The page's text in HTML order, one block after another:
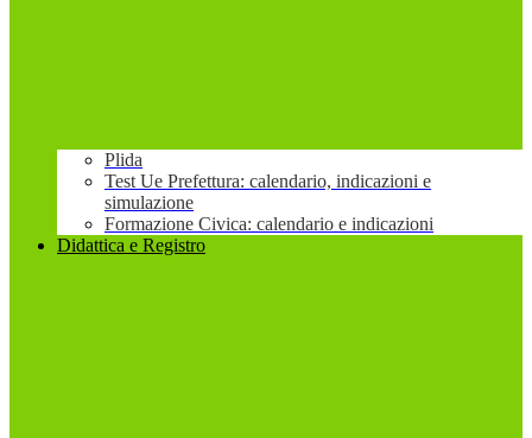
Plida
Test Ue Prefettura: calendario, indicazioni e
simulazione
Formazione Civica: calendario e indicazioni
Didattica e Registro